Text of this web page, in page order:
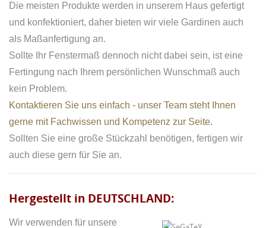
Die meisten Produkte werden in unserem Haus gefertigt
und konfektioniert, daher bieten wir viele Gardinen auch
als Maßanfertigung an.
Sollte Ihr Fenstermaß dennoch nicht dabei sein, ist eine
Fertingung nach Ihrem persönlichen Wunschmaß auch
kein Problem.
Kontaktieren Sie uns einfach - unser Team steht Ihnen
gerne mit Fachwissen und Kompetenz zur Seite.
Sollten Sie eine große Stückzahl benötigen, fertigen wir
auch diese gern für Sie an.
Hergestellt in DEUTSCHLAND:
Wir verwenden für unsere